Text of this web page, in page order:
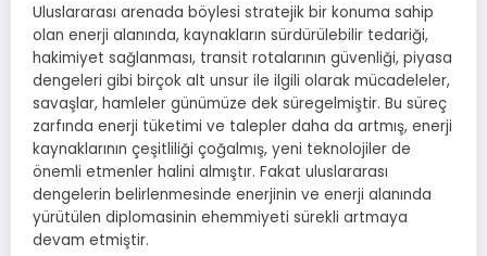
Uluslararası arenada böylesi stratejik bir konuma sahip
olan enerji alanında, kaynakların sürdürülebilir tedariği,
hakimiyet sağlanması, transit rotalarının güvenliği, piyasa
dengeleri gibi birçok alt unsur ile ilgili olarak mücadeleler,
savaşlar, hamleler günümüze dek süregelmiştir. Bu süreç
zarfında enerji tüketimi ve talepler daha da artmış, enerji
kaynaklarının çeşitliliği çoğalmış, yeni teknolojiler de
önemli etmenler halini almıştır. Fakat uluslararası
dengelerin belirlenmesinde enerjinin ve enerji alanında
yürütülen diplomasinin ehemmiyeti sürekli artmaya
devam etmiştir.